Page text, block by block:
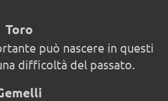
Toro
può nascere in questi
difficoltà del passato.